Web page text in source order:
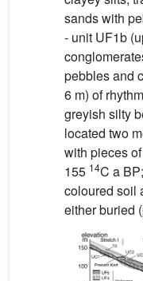
sands with
- unit UF1b
pebbles and
6 m) of
greyish silty
located two
with pieces
155 14C a
coloured soil
either buried